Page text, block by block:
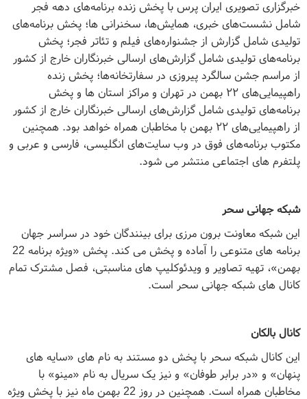
خبرگزاری تصویری ایران پرس با پخش زنده برنامه‌های دهه فجر
شامل نشستهای خبری، همایش‌ها، سخنرانی ها؛ پخش برنامه‌های
تولیدی شامل گزارش از جشنوارههای فیلم و تئاتر فجر؛ پخش
برنامههای تولیدی شامل گزارش‌های ارسالی خبرنگاران خارج از کشور
از مراسم جشن سالگرد پیروزی در سفارتخانه‌ها؛ پخش زنده
راهپیمایی
های ۲۲ بهمن در تهران و مراکز استان ها و پخش
برنامههای تولیدی شامل گزارشهای ارسالی خبرنگاران خارج از کشور
از راهپیمایی‌های ۲۲ بهمن با مخاطبان همراه خواهد بود. همچنین
مکتوب برنامههای فوق در وب سایتهای انگلیسی، فارسی و عربی و
پلتفرم های اجتماعی منتشر می شود.
شبکه جهانی سحر
این شبکه معاونت برون مرزی برای بینندگان خود در سراسر جهان
برنامه های متنوعی را آماده و پخش می کند. پخش «ویژه برنامه 22
بهمن»، تهیه تصاویر و ویدئوکلیپ های مناسبتی، فصل مشترک تمام
کانال های شبکه جهانی سحر است.
کانال بالکان
این کانال شبکه سحر با پخش دو مستند به نام های «سایه های
پنهان» و «در برابر طوفان» و نیز یک سریال به نام «مینو» با
مخاطبان همراه است. همچنین در روز 22 بهمن ماه نیز با پخش ویژه